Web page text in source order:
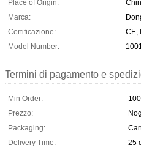
Place of Origin:
Marca:
Certificazione:
CE,
Model Number:
Termini di pagamento e
Min Order:
Prezzo:
Packaging:
Delivery Time:
25